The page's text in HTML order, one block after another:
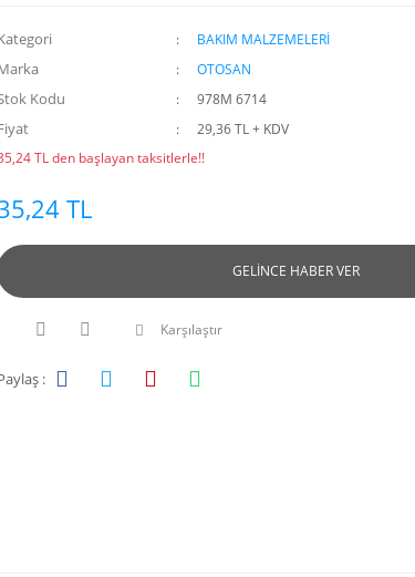
BAKIM MALZEMELERİ
OTOSAN
Kodu 978M 6714
29,36 TL + KDV
TL den başlayan taksitlerle!!
TL
GELİNCE HABER VER
Karşılaştır
: